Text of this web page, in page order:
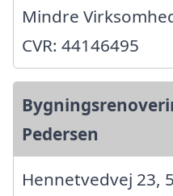
Mindre
CVR: 44146495
Pedersen
Hennetvedvej 23,